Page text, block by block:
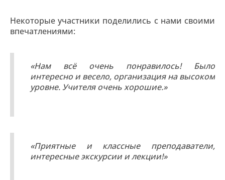
Некоторые участники поделились с нами своими
впечатлениями:
«Нам всё очень понравилось! Было
интересно и весело, организация на высоком
уровне. Учителя очень хорошие.»
«Приятные и классные преподаватели,
интересные экскурсии и лекции!»